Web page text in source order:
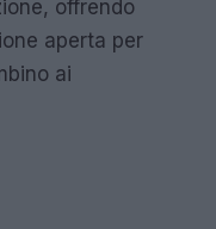
offrendo
aperta per
ai